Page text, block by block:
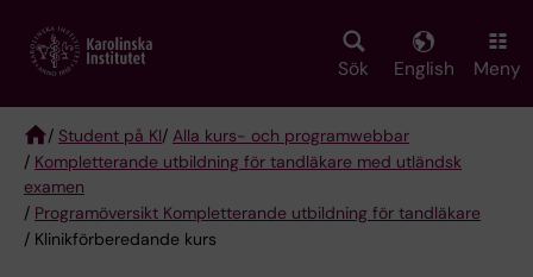
main
Sök English Meny
Breadcrumb
/ Student på KI/ Alla kurs- och programwebbar
/ Kompletterande utbildning för tandläkare med utländsk
examen
/ Programöversikt Kompletterande utbildning för tandläkare
/ Klinikförberedande kurs